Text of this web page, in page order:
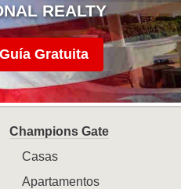
REALTY
Gratuita
Champions Gate
Casas
Apartamentos